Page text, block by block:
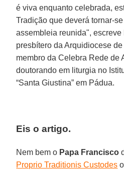
é viva enquanto celebrada,
Tradição que deverá tornar-
assembleia reunida", escreve
presbítero da Arquidiocese
membro da Celebra Rede de
doutorando em liturgia no
“Santa Giustina” em Pádua.
Eis o artigo.
Nem bem o Papa Francisco
Proprio Traditionis Custodes